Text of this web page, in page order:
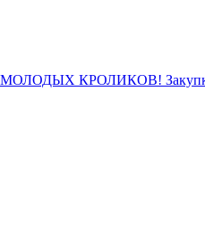
МОЛОДЫХ КРОЛИКОВ!